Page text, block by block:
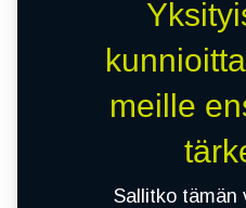
meille
Sallitko tämän